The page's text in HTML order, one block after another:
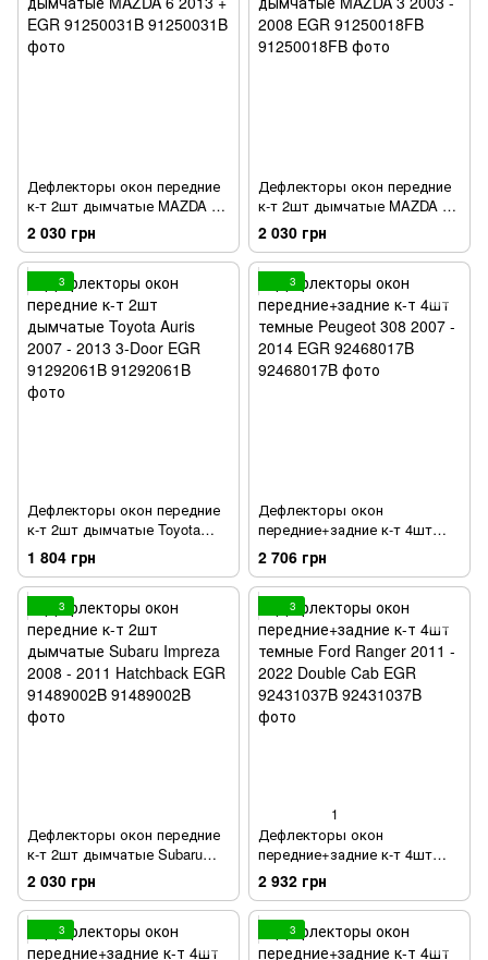
Дефлекторы окон передние
к-т 2шт дымчатые MAZDA 6
2013 + EGR 91250031B
2 030 грн
Дефлекторы окон передние
к-т 2шт дымчатые MAZDA 3
2003 - 2008 EGR 91250018FB
2 030 грн
3
Дефлекторы окон передние
к-т 2шт дымчатые Toyota
Auris 2007 - 2013 3-Door EGR
91292061B
1 804 грн
3
Дефлекторы окон
передние+задние к-т 4шт
темные Peugeot 308 2007 -
2014 EGR 92468017B
2 706 грн
3
Дефлекторы окон передние
к-т 2шт дымчатые Subaru
Impreza 2008 - 2011 Hatchback
EGR 91489002B
2 030 грн
3
1
Дефлекторы окон
передние+задние к-т 4шт
темные Ford Ranger 2011 -
2022 Double Cab EGR
92431037B
2 932 грн
3 3